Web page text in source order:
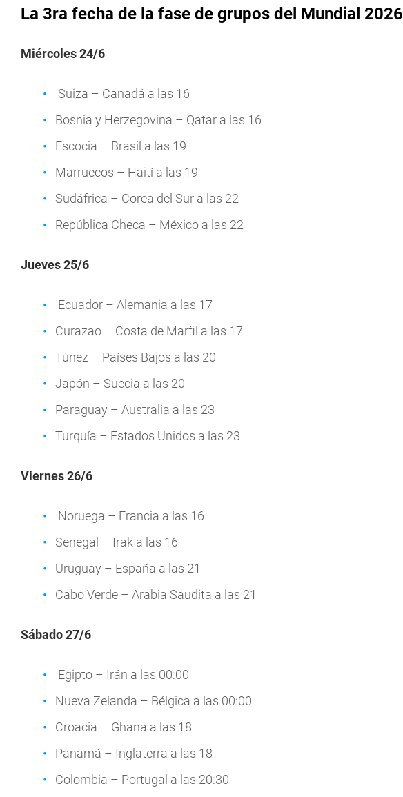
La 3ra fecha de la fase de grupos del Mundial 2026
Miércoles 24/6
Suiza – Canadá a las 16
Bosnia y Herzegovina – Qatar a las 16
Escocia – Brasil a las 19
Marruecos – Haití a las 19
Sudáfrica – Corea del Sur a las 22
República Checa – México a las 22
Jueves 25/6
Ecuador – Alemania a las 17
Curazao – Costa de Marfil a las 17
Túnez – Países Bajos a las 20
Japón – Suecia a las 20
Paraguay – Australia a las 23
Turquía – Estados Unidos a las 23
Viernes 26/6
Noruega – Francia a las 16
Senegal – Irak a las 16
Uruguay – España a las 21
Cabo Verde – Arabia Saudita a las 21
Sábado 27/6
Egipto – Irán a las 00:00
Nueva Zelanda – Bélgica a las 00:00
Croacia – Ghana a las 18
Panamá – Inglaterra a las 18
Colombia – Portugal a las 20:30